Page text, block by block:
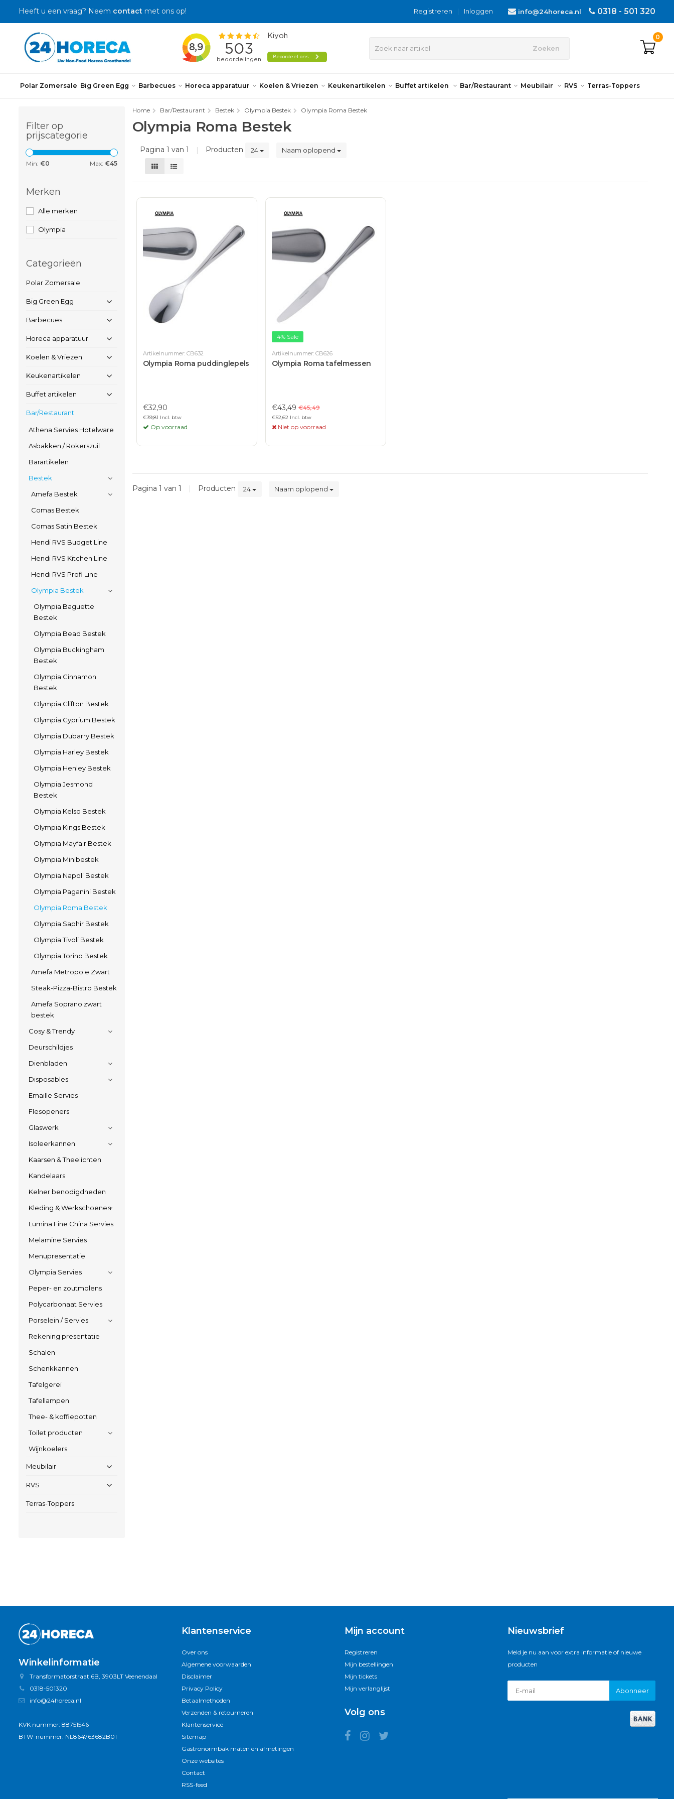
Heeft u een vraag? Neem contact met ons op! 0318 - 501 320
info@24horeca.nl
Inloggen
|
Registreren
Zoeken
0
Polar Zomersale Big Green Egg Barbecues Horeca apparatuur Koelen & Vriezen Keukenartikelen Buffet artikelen Bar/Restaurant Meubilair RVS Terras-Toppers
Filter op
prijscategorie
Min: €0 Max: €45
Merken
Alle merken
Olympia
Categorieën
Polar Zomersale
Big Green Egg
Barbecues
Horeca apparatuur
Koelen & Vriezen
Keukenartikelen
Buffet artikelen
Bar/Restaurant
Athena Servies Hotelware
Asbakken / Rokerszuil
Barartikelen
Bestek
Amefa Bestek
Comas Bestek
Comas Satin Bestek
Hendi RVS Budget Line
Hendi RVS Kitchen Line
Hendi RVS Profi Line
Olympia Bestek
Olympia Baguette
Bestek
Olympia Bead Bestek
Olympia Buckingham
Bestek
Olympia Cinnamon
Bestek
Olympia Clifton Bestek
Olympia Cyprium Bestek
Olympia Dubarry Bestek
Olympia Harley Bestek
Olympia Henley Bestek
Olympia Jesmond
Bestek
Olympia Kelso Bestek
Olympia Kings Bestek
Olympia Mayfair Bestek
Olympia Minibestek
Olympia Napoli Bestek
Olympia Paganini Bestek
Olympia Roma Bestek
Olympia Saphir Bestek
Olympia Tivoli Bestek
Olympia Torino Bestek
Amefa Metropole Zwart
Steak-Pizza-Bistro Bestek
Amefa Soprano zwart
bestek
Cosy & Trendy
Deurschildjes
Dienbladen
Disposables
Emaille Servies
Flesopeners
Glaswerk
Isoleerkannen
Kaarsen & Theelichten
Kandelaars
Kelner benodigdheden
Kleding & Werkschoenen
Lumina Fine China Servies
Melamine Servies
Menupresentatie
Olympia Servies
Peper- en zoutmolens
Polycarbonaat Servies
Porselein / Servies
Rekening presentatie
Schalen
Schenkkannen
Tafelgerei
Tafellampen
Thee- & koffiepotten
Toilet producten
Wijnkoelers
Meubilair
RVS
Terras-Toppers
Home Bar/Restaurant Bestek Olympia Bestek Olympia Roma Bestek
Olympia Roma Bestek
Pagina 1 van 1 | Producten 24 Naam oplopend
Artikelnummer: CB632
Olympia Roma puddinglepels
€32,90
€39,81 Incl. btw
Op voorraad
4% Sale
Artikelnummer: CB626
Olympia Roma tafelmessen
€43,49 €45,49
€52,62 Incl. btw
Niet op voorraad
Pagina 1 van 1 | Producten 24 Naam oplopend
Winkelinformatie
Transformatorstraat 6B, 3903LT Veenendaal
0318-501320
info@24horeca.nl
KVK nummer: 88751546
BTW-nummer: NL864763682B01
Klantenservice
Over ons
Algemene voorwaarden
Disclaimer
Privacy Policy
Betaalmethoden
Verzenden & retourneren
Klantenservice
Sitemap
Gastronormbak maten en afmetingen
Onze websites
Contact
RSS-feed
Mijn account
Registreren
Mijn bestellingen
Mijn tickets
Mijn verlanglijst
Volg ons
Nieuwsbrief
Meld je nu aan voor extra informatie of nieuwe
producten
Abonneer